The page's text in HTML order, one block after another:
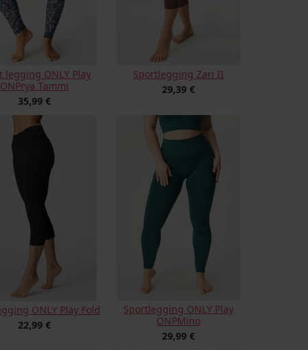
legging ONLY Play
ONPrya Tammi
35,99 €
Sportlegging Zari II
29,39 €
ONLY Play Fold
22,99 €
Sportlegging ONLY Play
ONPMino
29,99 €